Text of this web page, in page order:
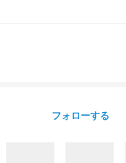
フォローする